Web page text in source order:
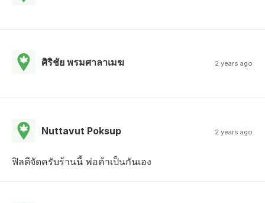
ศิริชัย พรมศาลาเมฆ 2 years ago
Nuttavut Poksup 2 years ago
ฟิลดีจัดครับร้านนี้ พ่อค้าเป็นกันเอง